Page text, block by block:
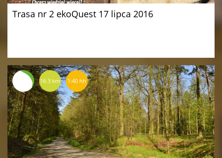
Trasa nr 2 ekoQuest 17 lipca 2016
16.3 km 1:40 hh